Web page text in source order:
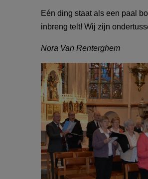
Eén ding staat als een paal
inbreng telt! Wij zijn
Nora Van Renterghem
kerkkoor